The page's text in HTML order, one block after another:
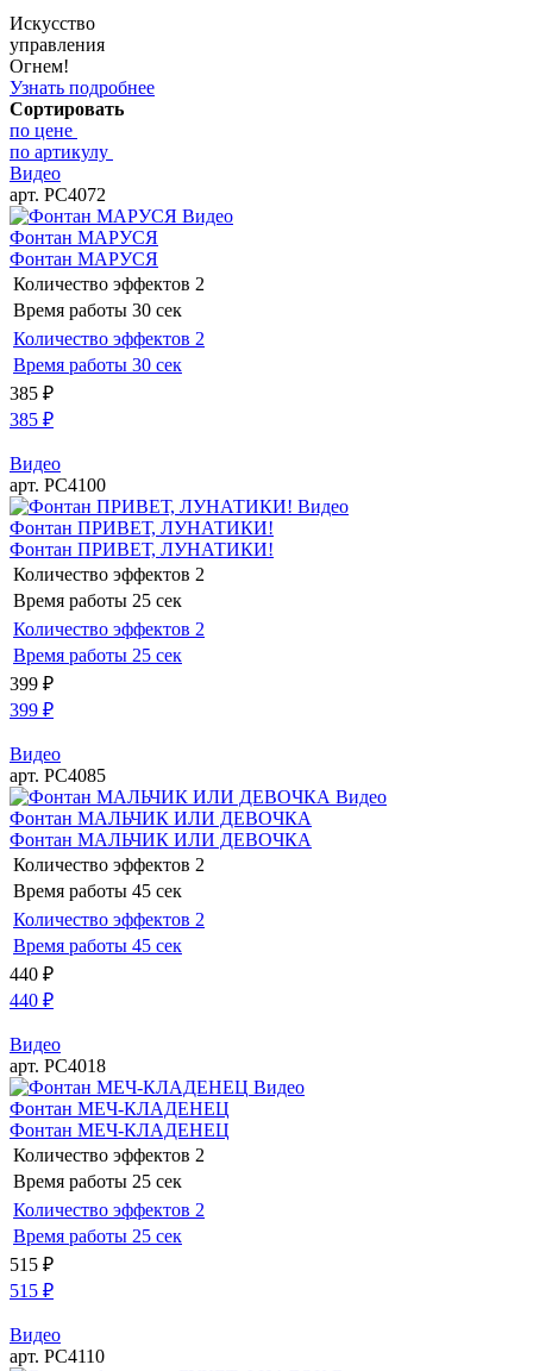
Искусство
управления
Огнем!
Узнать подробнее
Сортировать
по цене
по артикулу
Видео
арт. РС4072
Видео
Фонтан МАРУСЯ
Фонтан МАРУСЯ
Количество эффектов 2
Время работы 30 сек
Количество эффектов 2
Время работы 30 сек
385 ₽
385 ₽
Видео
арт. РС4100
Видео
Фонтан ПРИВЕТ, ЛУНАТИКИ!
Фонтан ПРИВЕТ, ЛУНАТИКИ!
Количество эффектов 2
Время работы 25 сек
Количество эффектов 2
Время работы 25 сек
399 ₽
399 ₽
Видео
арт. РС4085
Видео
Фонтан МАЛЬЧИК ИЛИ ДЕВОЧКА
Фонтан МАЛЬЧИК ИЛИ ДЕВОЧКА
Количество эффектов 2
Время работы 45 сек
Количество эффектов 2
Время работы 45 сек
440 ₽
440 ₽
Видео
арт. РС4018
Видео
Фонтан МЕЧ-КЛАДЕНЕЦ
Фонтан МЕЧ-КЛАДЕНЕЦ
Количество эффектов 2
Время работы 25 сек
Количество эффектов 2
Время работы 25 сек
515 ₽
515 ₽
Видео
арт. РС4110